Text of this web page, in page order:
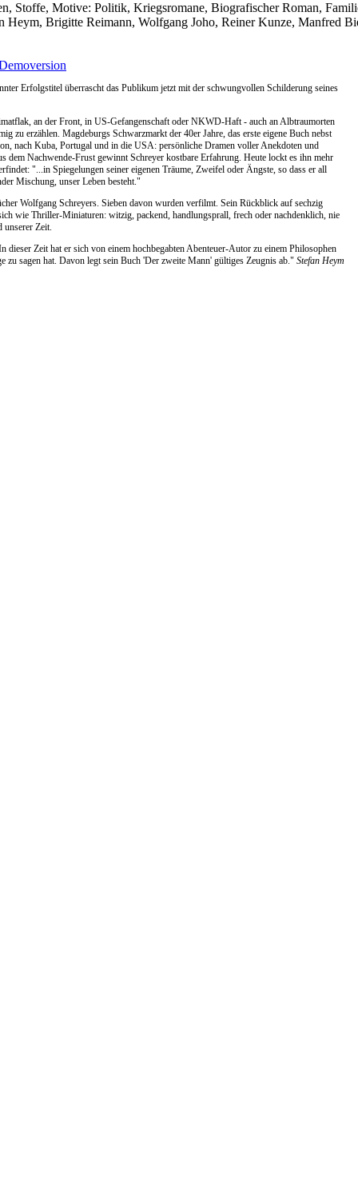
Stoffe, Motive: Politik, Kriegsromane, Biografischer Roman,
Heym, Brigitte Reimann, Wolfgang Joho, Reiner Kunze, Manfred
Erfolgstitel überrascht das Publikum jetzt mit der schwungvollen Schilderung seines
an der Front, in US-Gefangenschaft oder NKWD-Haft - auch an Albtraumorten
zu erzählen. Magdeburgs Schwarzmarkt der 40er Jahre, das erste eigene Buch nebst
nach Kuba, Portugal und in die USA: persönliche Dramen voller Anekdoten und
dem Nachwende-Frust gewinnt Schreyer kostbare Erfahrung. Heute lockt es ihn mehr
"...in Spiegelungen seiner eigenen Träume, Zweifel oder Ängste, so dass er all
Mischung, unser Leben besteht."
Wolfgang Schreyers. Sieben davon wurden verfilmt. Sein Rückblick auf sechzig
wie Thriller-Miniaturen: witzig, packend, handlungsprall, frech oder nachdenklich, nie
unserer Zeit.
Zeit hat er sich von einem hochbegabten Abenteuer-Autor zu einem Philosophen
zu sagen hat. Davon legt sein Buch 'Der zweite Mann' gültiges Zeugnis ab." Stefan Heym